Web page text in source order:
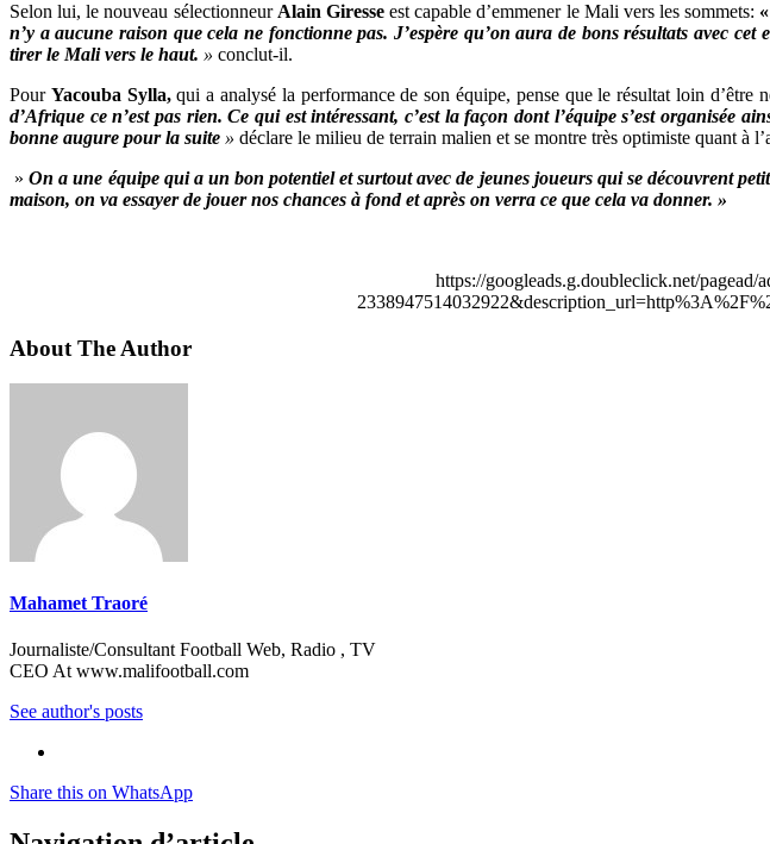
Selon lui, le nouveau sélectionneur Alain Giresseest capable d’emmener le Mali vers les sommets:
n’y a aucune raison que cela ne fonctionne pas. J’espère qu’on aura de bons résultats avec
tirer le Mali vers le haut. » conclut-il.
Pour Yacouba Sylla,qui a analysé la performance de son équipe, pense que le résultat loin d’être
d’Afrique ce n’est pas rien. Ce qui est intéressant, c’est la façon dont l’équipe s’est organisée
bonne augure pour la suite » déclare le milieu de terrain malien et se montre très optimiste quant à
»On a une équipe qui a un bon potentiel et surtout avec de jeunes joueurs qui se découvrent
maison, on va essayer de jouer nos chances à fond et après on verra ce que cela va donner. »
https://googleads.g.doubleclick.net/
About The Author
Mahamet Traoré
Journaliste/Consultant Football Web, Radio , TV
CEO At www.malifootball.com
See author's posts
Share this on WhatsApp